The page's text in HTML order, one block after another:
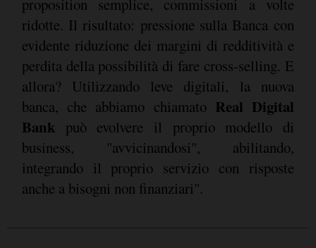
proposition semplice, commissioni a volte
ridotte. Il risultato: pressione sulla Banca con
evidente riduzione dei margini di redditività e
perdita della possibilità di fare cross-selling. E
allora? Utilizzando leve digitali, la nuova
banca, che abbiamo chiamato Real Digital
Bank può evolvere il proprio modello di
business, "avvicinandosi", abilitando,
integrando il proprio servizio con risposte
anche a bisogni non finanziari".